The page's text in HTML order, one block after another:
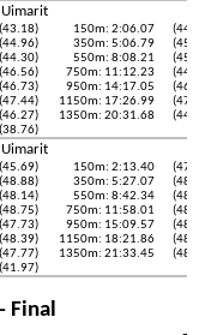
Uimarit
(43.18) 150m: 2:06.07
(44.96) 350m: 5:06.79
(44.30) 550m: 8:08.21
(46.56) 750m: 11:12.23
(46.73) 950m: 14:17.05
(47.44) 1150m: 17:26.99
(46.27) 1350m: 20:31.68
(38.76)
Uimarit
(45.69) 150m: 2:13.40
(48.88) 350m: 5:27.07
(48.14) 550m: 8:42.34
(48.75) 750m: 11:58.01
(47.73) 950m: 15:09.57
(48.39) 1150m: 18:21.86
(47.77) 1350m: 21:33.45
(41.97)
Final